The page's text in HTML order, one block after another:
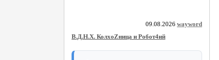
09.08.2026 wayword
В.Д.Н.Х. КолхоZница и Робот4ий